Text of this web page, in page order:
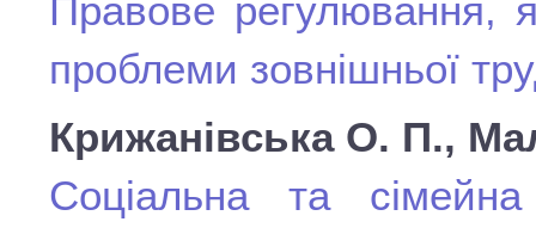
Правове регулювання,
проблеми зовнішньої
Крижанівська О. П.,
Соціальна та